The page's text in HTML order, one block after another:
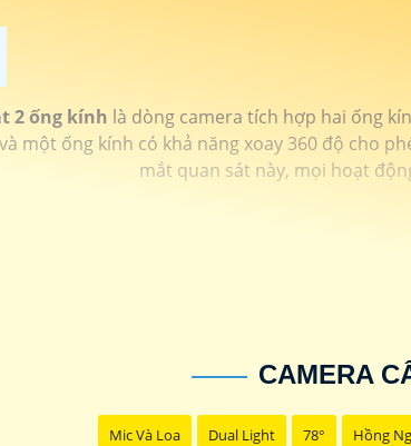
2 ống kính là dòng camera tích hợp hai ống
một ống kính có khả năng xoay 360 độ cho
mắt quan sát này, mọi hoạt
CAMERA
Mic Và Loa Dual Light 78° Hồng